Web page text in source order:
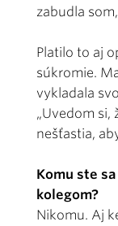
zabudla
Platilo to aj
súkromie.
vykladala
„Uvedom si,
nešťastia,
Komu ste
kolegom?
Nikomu. Aj